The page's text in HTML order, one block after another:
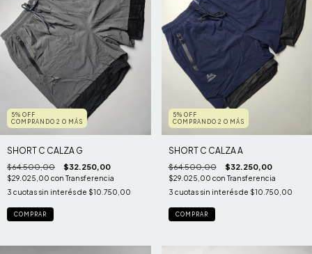
5% OFF
COMPRANDO 2 O MÁS
SHORT C CALZA G
$64.500,00 $32.250,00
$29.025,00 con Transferencia
3 cuotas sin interés de $10.750,00
COMPRAR
5% OFF
COMPRANDO 2 O MÁS
SHORT C CALZA A
$64.500,00 $32.250,00
$29.025,00 con Transferencia
3 cuotas sin interés de $10.750,00
COMPRAR